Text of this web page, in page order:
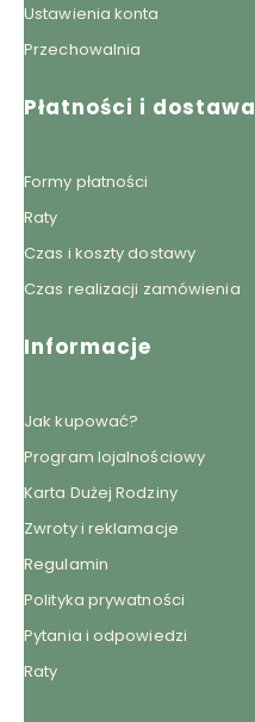
Ustawienia konta
Przechowalnia
Płatności i dostawa
Formy płatności
Raty
Czas i koszty dostawy
Czas realizacji zamówienia
Informacje
Jak kupować?
Program lojalnościowy
Karta Dużej Rodziny
Zwroty i reklamacje
Regulamin
Polityka prywatności
Pytania i odpowiedzi
Raty